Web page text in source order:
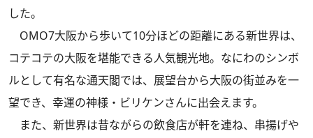
した。
OMO7大阪から歩いて10分ほどの距離にある新世界は、
コテコテの大阪を堪能できる人気観光地。なにわのシンボ
ルとして有名な通天閣では、展望台から大阪の街並みを一
望でき、幸運の神様・ビリケンさんに出会えます。
また、新世界は昔ながらの飲食店が軒を連ね、串揚げや